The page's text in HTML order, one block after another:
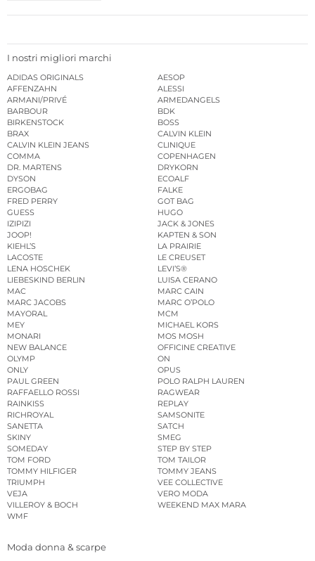
I nostri migliori marchi
ADIDAS ORIGINALS
AESOP
AFFENZAHN
ALESSI
ARMANI/PRIVÉ
ARMEDANGELS
BARBOUR
BDK
BIRKENSTOCK
BOSS
BRAX
CALVIN KLEIN
CALVIN KLEIN JEANS
CLINIQUE
COMMA
COPENHAGEN
DR. MARTENS
DRYKORN
DYSON
ECOALF
ERGOBAG
FALKE
FRED PERRY
GOT BAG
GUESS
HUGO
IZIPIZI
JACK & JONES
JOOP!
KAPTEN & SON
KIEHL’S
LA PRAIRIE
LACOSTE
LE CREUSET
LENA HOSCHEK
LEVI’S®
LIEBESKIND BERLIN
LUISA CERANO
MAC
MARC CAIN
MARC JACOBS
MARC O’POLO
MAYORAL
MCM
MEY
MICHAEL KORS
MONARI
MOS MOSH
NEW BALANCE
OFFICINE CREATIVE
OLYMP
ON
ONLY
OPUS
PAUL GREEN
POLO RALPH LAUREN
RAFFAELLO ROSSI
RAGWEAR
RAINKISS
REPLAY
RICHROYAL
SAMSONITE
SANETTA
SATCH
SKINY
SMEG
SOMEDAY
STEP BY STEP
TOM FORD
TOM TAILOR
TOMMY HILFIGER
TOMMY JEANS
TRIUMPH
VEE COLLECTIVE
VEJA
VERO MODA
VILLEROY & BOCH
WEEKEND MAX MARA
WMF
Moda donna & scarpe